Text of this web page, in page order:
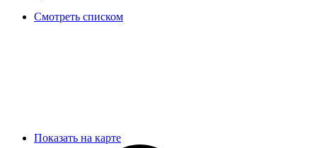
Смотреть списком
Показать на карте